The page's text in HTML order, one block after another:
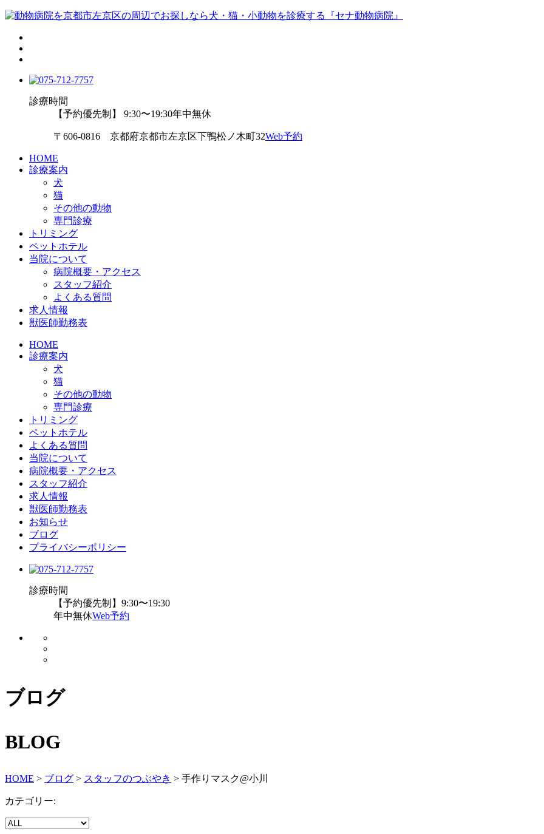
診療時間
【予約優先制】 9:30〜19:30年中無休
〒606-0816 京都府京都市左京区下鴨松ノ木町32Web予約
HOME
診療案内
犬
猫
その他の動物
専門診療
トリミング
ペットホテル
当院について
病院概要・アクセス
スタッフ紹介
よくある質問
求人情報
獣医師勤務表
HOME
診療案内
犬
猫
その他の動物
専門診療
トリミング
ペットホテル
よくある質問
当院について
病院概要・アクセス
スタッフ紹介
求人情報
獣医師勤務表
お知らせ
ブログ
プライバシーポリシー
診療時間
【予約優先制】9:30〜19:30
年中無休Web予約
ブログ
BLOG
HOME > ブログ > スタッフのつぶやき > 手作りマスク@小川
カテゴリー: